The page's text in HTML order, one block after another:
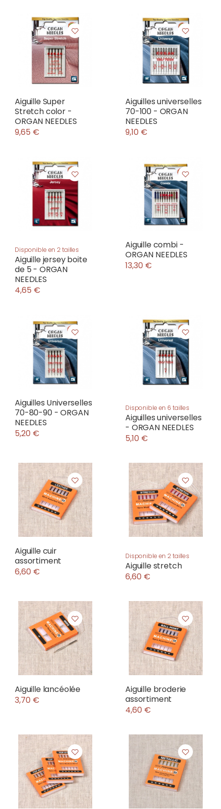
Aiguille Super
Stretch color -
ORGAN NEEDLES
9,65 €
Aiguilles universelles
70-100 - ORGAN
NEEDLES
9,10 €
Disponible en 2 tailles
Aiguille jersey boite
de 5 - ORGAN
NEEDLES
4,65 €
Aiguille combi -
ORGAN NEEDLES
13,30 €
Aiguilles Universelles
70-80-90 - ORGAN
NEEDLES
5,20 €
Disponible en 6 tailles
Aiguilles universelles
- ORGAN NEEDLES
5,10 €
Aiguille cuir
assortiment
6,60 €
Disponible en 2 tailles
Aiguille stretch
6,60 €
Aiguille lancéolée
3,70 €
Aiguille broderie
assortiment
4,60 €